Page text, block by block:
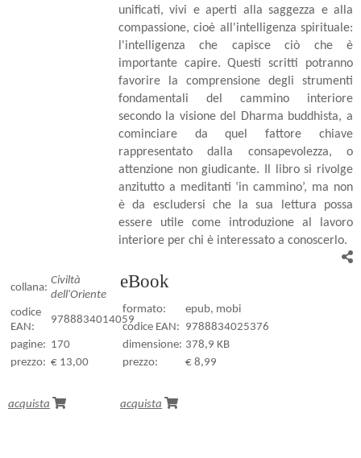
unificati, vivi e aperti alla saggezza e alla
compassione, cioè all'intelligenza spirituale:
l'intelligenza che capisce ciò che è
importante capire. Questi scritti potranno
favorire la comprensione degli strumenti
fondamentali del cammino interiore
secondo la visione del Dharma buddhista, a
cominciare da quel fattore chiave
rappresentato dalla consapevolezza, o
attenzione non giudicante. Il libro si rivolge
anzitutto a meditanti ‘in cammino’, ma non
è da escludersi che la sua lettura possa
essere utile come introduzione al lavoro
interiore per chi è interessato a conoscerlo.
collana:
Civiltà
dell'Oriente
codice
EAN:
9788834014059
pagine: 170
prezzo: € 13,00
acquista
eBook
formato:
epub, mobi
codice EAN: 9788834025376
dimensione: 378,9 KB
prezzo:
€ 8,99
acquista